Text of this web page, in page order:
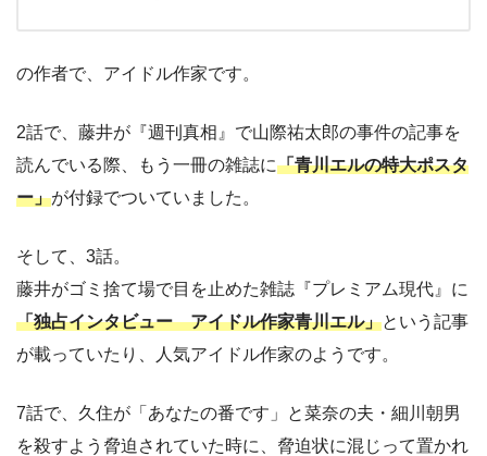
の作者で、アイドル作家です。
2話で、藤井が『週刊真相』で山際祐太郎の事件の記事を
読んでいる際、もう一冊の雑誌に「青川エルの特大ポスタ
ー」が付録でついていました。
そして、3話。
藤井がゴミ捨て場で目を止めた雑誌『プレミアム現代』に
「独占インタビュー アイドル作家青川エル」という記事
が載っていたり、人気アイドル作家のようです。
7話で、久住が「あなたの番です」と菜奈の夫・細川朝男
を殺すよう脅迫されていた時に、脅迫状に混じって置かれ